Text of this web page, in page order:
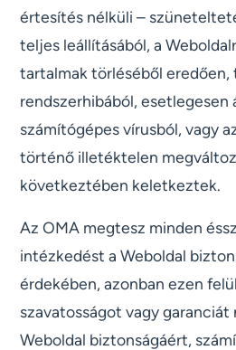
értesítés nélküli –
teljes leállításából, a
tartalmak törléséből eredően,
rendszerhibából,
számítógépes vírusból, vagy
történő illetéktelen
következtében keletkeztek.
Az OMA megtesz minden
intézkedést a Weboldal
érdekében, azonban ezen
szavatosságot vagy garanciát
Weboldal biztonságáért,